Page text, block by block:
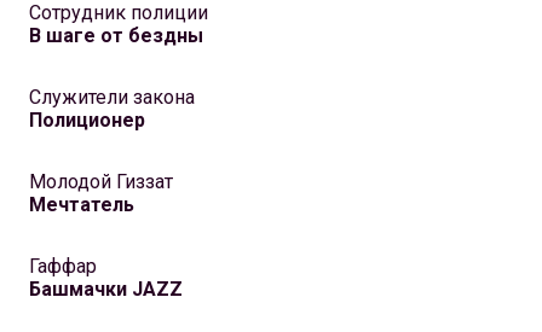
Сотрудник полиции
В шаге от бездны
Служители закона
Полиционер
Молодой Гиззат
Мечтатель
Гаффар
Башмачки JAZZ